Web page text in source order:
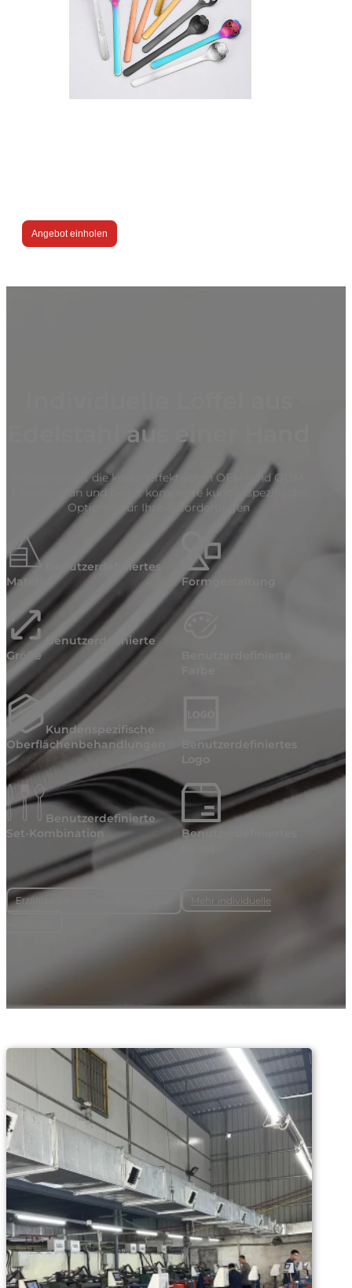
Angebot einholen
Edelstahl aus einer Hand
Mcallen bietet die kosteneffektivsten OEM- und ODM-
Lösungen an und bietet komplette kundenspezifische
Optionen für Ihre Anforderungen
Benutzerdefiniertes
Material
Formgestaltung
Benutzerdefinierte
Größe
Kundenspezifische
Oberflächenbehandlungen
Benutzerdefiniertes
Logo
Benutzerdefinierte
Set-Kombination
Benutzerdefiniertes
Erzählen Sie von Ihren Bedürfnissen
Mehr individuelle